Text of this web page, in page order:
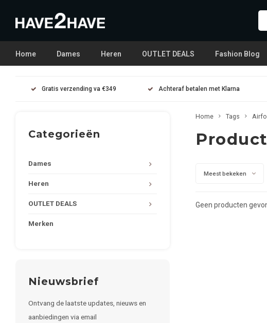
Home Dames Heren OUTLET DEALS Fashion Blog
Gratis verzending va €349 Achteraf betalen met Klarna
Categorieën
Dames
Heren
OUTLET DEALS
Merken
Nieuwsbrief
Ontvang de laatste updates, nieuws en
aanbiedingen via email
Home Tags
Meest bekeken
Geen producten